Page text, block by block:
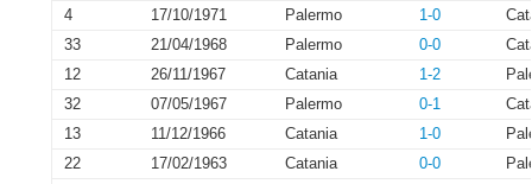
4
17/10/1971 Palermo 1-0
33
21/04/1968 Palermo 0-0
12
26/11/1967 Catania 1-2
32
07/05/1967 Palermo 0-1
13
11/12/1966 Catania 1-0
22
17/02/1963 Catania 0-0